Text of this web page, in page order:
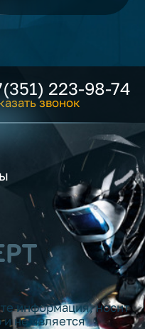
223-98-74
звонок
информация, носит
не является